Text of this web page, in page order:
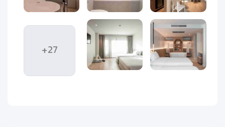
Terra Nara با الهام از مفهوم زندگی در هماهنگی با طبیعت،
محیطی شیک، آرام و متفاوت را خلق کرده؛ جایی که چوب، نور طبیعی،
گیاهان سبز و طراحی مینیمال، همگی با هدف ایجاد حس راحتی و
آرامش در کنار امکانات لوکس گرد هم آمده‌اند.
موقعیت جغرافیایی عالی این هتل، تنها چند دقیقه پیاده تا ساحل
پاتایا، باعث شده مهمانان بتوانند به‌راحتی به جاذبه‌های دیدنی،
+27